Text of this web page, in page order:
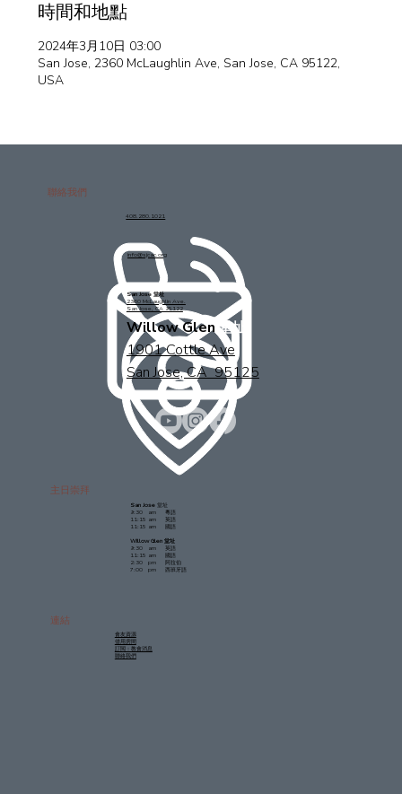
時間和地點
2024年3月10日 03:00
San Jose, 2360 McLaughlin Ave, San Jose, CA 95122,
USA
聯絡我們
408.280.1021
info@sjcac.org
San Jose 堂址
2360 McLaughlin Ave.
San Jose, CA 95122
Willow Glen 堂址
1901 Cottle Ave
San Jose, CA 95125
連結
會友資源
借用房間
訂閲：教會消息
聯絡我們
主日崇拜
San Jose 堂址
9:30 am 粵語
11:15 am 英語
11:15 am 國語
Willow Glen 堂址
9:30 am 英語
11:15 am 國語
2:30 pm 阿拉伯
7:00 pm 西班牙語